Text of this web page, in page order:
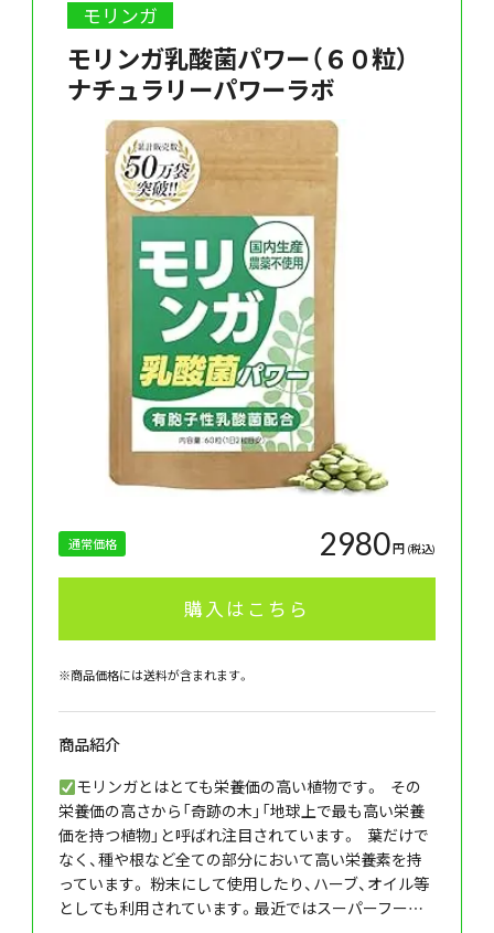
モリンガ
モリンガ乳酸菌パワー（６０粒）
ナチュラリーパワーラボ
通常価格 2980円 (税込)
購入はこちら
※商品価格には送料が含まれます。
商品紹介
モリンガとはとても栄養価の高い植物です。 その
栄養価の高さから「奇跡の木」「地球上で最も高い栄養
価を持つ植物」と呼ばれ注目されています。 葉だけで
なく、種や根など全ての部分において高い栄養素を持
っています。 粉末にして使用したり、ハーブ、オイル等
としても利用されています。最近ではスーパーフー…